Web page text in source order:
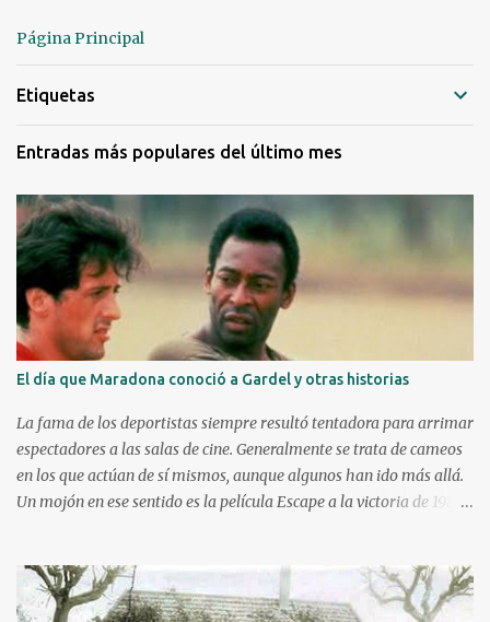
a
r
o
Página Principal
Etiquetas
Entradas más populares del último mes
El día que Maradona conoció a Gardel y otras historias
La fama de los deportistas siempre resultó tentadora para arrimar
espectadores a las salas de cine. Generalmente se trata de cameos
en los que actúan de sí mismos, aunque algunos han ido más allá.
Un mojón en ese sentido es la película Escape a la victoria de 1982
una recreación muy libre del llamado partido de la muerte jugado
en Kiev, Ucrania, el 9 de agosto de 1942, bajo la ocupación nazi.